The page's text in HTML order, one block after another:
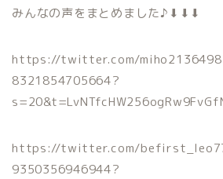
みんなの声をまとめました♪⬇︎⬇︎⬇︎
https://twitter.com/
8321854705664?
https://twitter.com/
9350356946944?